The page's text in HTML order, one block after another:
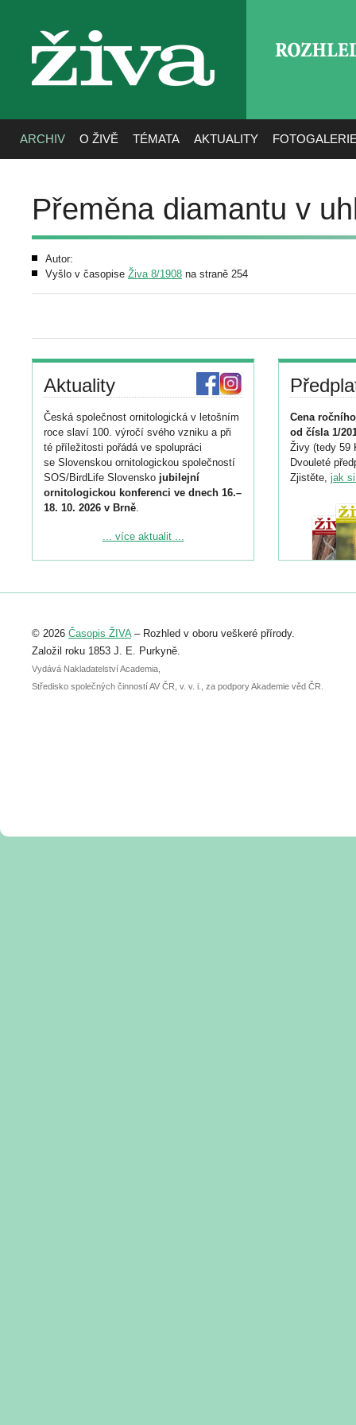
živa
ARCHIV O ŽIVĚ TÉMATA AKTUALITY
Přeměna diamantu v
Autor:
Vyšlo v časopise Živa 8/1908 na straně 254
Aktuality
Česká společnost ornitologická v letošním
roce slaví 100. výročí svého vzniku a při
té příležitosti pořádá ve spolupráci
se Slovenskou ornitologickou společností
SOS/BirdLife Slovensko jubilejní
ornitologickou konferenci ve dnech 16.–
18. 10. 2026 v Brně.
Podrobnější informace ke konferenci
Registrovat se můžete do 6. září.
abstraktu přihlášené přednášky nebo
posteru je už 30. června.
... více aktualit ...
Cena
od čísla 1/
Živy (tedy 59
Dvouleté
Zjistěte, jak
© 2026 Časopis ŽIVA– Rozhled v oboru veškeré přírody.
Založil roku 1853 J. E. Purkyně.
Vydává Nakladatelství Academia,
Středisko společných činností AV ČR, v. v. i., za podpory Akademie věd ČR.